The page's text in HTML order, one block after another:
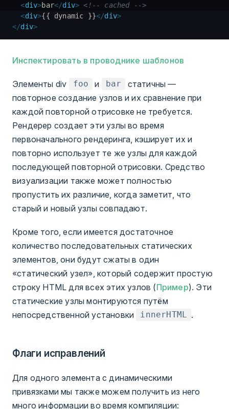
  <
div>bar</div> <!-- cached -->
  <
div>{{ dynamic }}</div>
</div>
Инспектировать в проводнике шаблонов
Элементы div foo и bar
статичны —
повторное создание узлов и их сравнение при
каждой повторной отрисовке не требуется.
Рендерер создает эти узлы во время
первоначального рендеринга, кэширует их и
повторно использует те же узлы для каждой
последующей повторной отрисовки. Средство
визуализации также может полностью
пропустить их различие, когда заметит, что
старый и новый узлы совпадают.
Кроме того, если имеется достаточное
количество последовательных статических
элементов, они будут сжаты в один
«статический узел», который содержит простую
строку HTML для всех этих узлов (Пример). Эти
статические узлы монтируются путём
непосредственной установки
innerHTML .
Флаги исправлений
Для одного элемента с динамическими
привязками мы также можем получить из него
много информации во время компиляции: